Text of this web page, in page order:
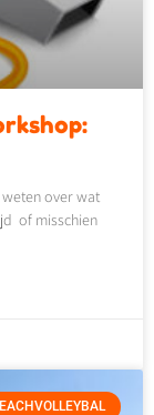
over wat
of misschien